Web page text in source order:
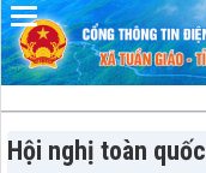
Hội nghị toàn
Đã kết nối EMC